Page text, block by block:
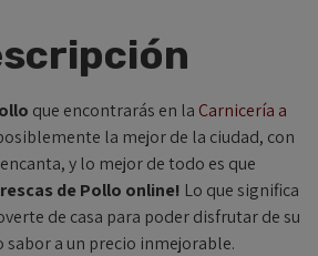
que encontrarás en la Carnicería a
la mejor de la ciudad, con
y lo mejor de todo es que
de Pollo online! Lo que significa
de casa para poder disfrutar de su
a un precio inmejorable.